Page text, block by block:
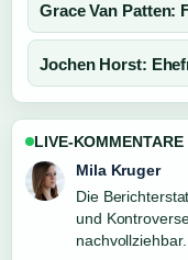
Grace Van Patten:
Jochen Horst:
LIVE-KOMMENTARE
Mila Kruger
Die
und
nachvollziehbar.